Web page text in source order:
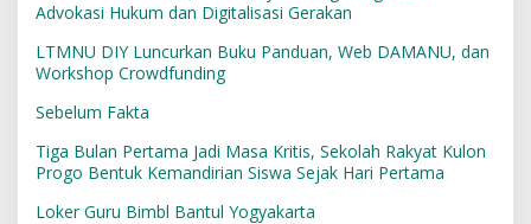
Advokasi Hukum dan Digitalisasi Gerakan
LTMNU DIY Luncurkan Buku Panduan, Web DAMANU, dan
Workshop Crowdfunding
Sebelum Fakta
Tiga Bulan Pertama Jadi Masa Kritis, Sekolah Rakyat Kulon
Progo Bentuk Kemandirian Siswa Sejak Hari Pertama
Loker Guru Bimbl Bantul Yogyakarta